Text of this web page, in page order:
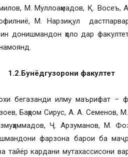
М. Муллоаҳмадов, Қ. Восеъ,
М. Нарзиқул
донишмандон ҳоло дар
1.2.Бунёдгузорони факултет
бегазанди илму маърифат –
Баҳром Сирус, А. А. Семенов,
Ҷ. Арзуманов, М.
фарзона барои ба
тайёр кардани мутахассисони